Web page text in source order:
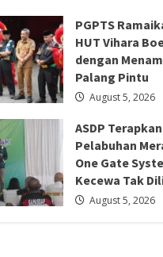
PGPTS
HUT Vihara
dengan
Palang Pintu
August 5, 2026
ASDP
Pelabuhan
One Gate
Kecewa Tak
August 5, 2026